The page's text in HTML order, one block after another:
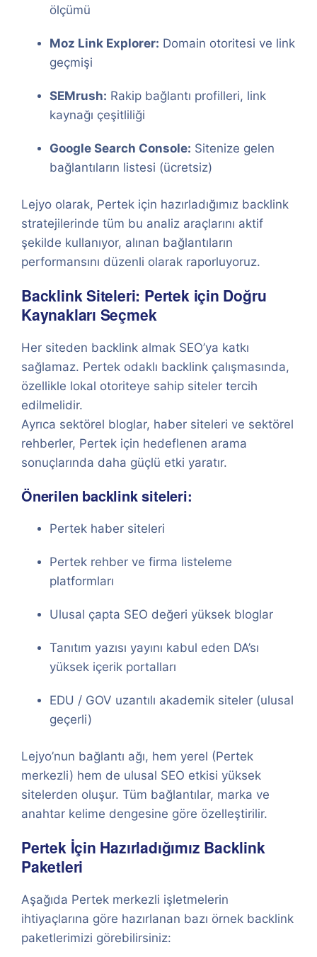
ölçümü
Moz Link Explorer: Domain otoritesi ve link
geçmişi
SEMrush: Rakip bağlantı profilleri, link
kaynağı çeşitliliği
Google Search Console: Sitenize gelen
bağlantıların listesi (ücretsiz)
Lejyo olarak, Pertek için hazırladığımız backlink
stratejilerinde tüm bu analiz araçlarını aktif
şekilde kullanıyor, alınan bağlantıların
performansını düzenli olarak raporluyoruz.
Backlink Siteleri: Pertek için Doğru
Kaynakları Seçmek
Her siteden backlink almak SEO’ya katkı
sağlamaz. Pertek odaklı backlink çalışmasında,
özellikle lokal otoriteye sahip siteler tercih
edilmelidir.
Ayrıca sektörel bloglar, haber siteleri ve sektörel
rehberler, Pertek için hedeflenen arama
sonuçlarında daha güçlü etki yaratır.
Önerilen backlink siteleri:
Pertek haber siteleri
Pertek rehber ve firma listeleme
platformları
Ulusal çapta SEO değeri yüksek bloglar
Tanıtım yazısı yayını kabul eden DA’sı
yüksek içerik portalları
EDU / GOV uzantılı akademik siteler (ulusal
geçerli)
Lejyo’nun bağlantı ağı, hem yerel (Pertek
merkezli) hem de ulusal SEO etkisi yüksek
sitelerden oluşur. Tüm bağlantılar, marka ve
anahtar kelime dengesine göre özelleştirilir.
Pertek İçin Hazırladığımız Backlink
Paketleri
Aşağıda Pertek merkezli işletmelerin
ihtiyaçlarına göre hazırlanan bazı örnek backlink
paketlerimizi görebilirsiniz: